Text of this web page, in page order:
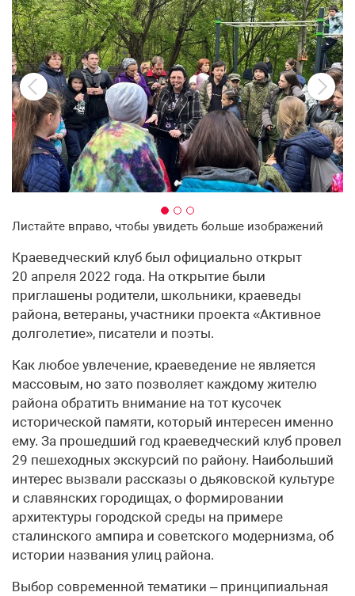
Листайте вправо, чтобы увидеть больше изображений
Краеведческий клуб был официально открыт
20 апреля 2022 года. На открытие были
приглашены родители, школьники, краеведы
района, ветераны, участники проекта «Активное
долголетие», писатели и поэты.
Как любое увлечение, краеведение не является
массовым, но зато позволяет каждому жителю
района обратить внимание на тот кусочек
исторической памяти, который интересен именно
ему. За прошедший год краеведческий клуб провел
29 пешеходных экскурсий по району. Наибольший
интерес вызвали рассказы о дьяковской культуре
и славянских городищах, о формировании
архитектуры городской среды на примере
сталинского ампира и советского модернизма, об
истории названия улиц района.
Выбор современной тематики – принципиальная